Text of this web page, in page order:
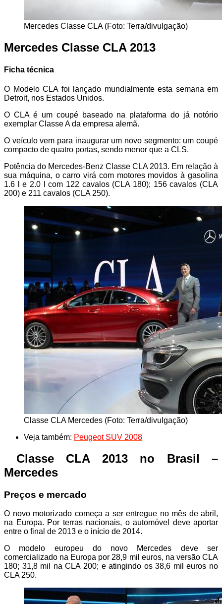
Mercedes Classe CLA (Foto: Terra/divulgação)
Mercedes Classe CLA 2013
Ficha técnica
O Modelo CLA foi lançado mundialmente esta semana em
Detroit, nos Estados Unidos.
O CLA é um coupé baseado na plataforma do já notório
exemplar Classe A da empresa alemã.
O veículo vem para inaugurar um novo segmento: um coupé
compacto de quatro portas, sendo menor que a CLS.
Potência do Mercedes-Benz Classe CLA 2013. Em relação à
sua máquina, o carro virá com motores movidos à gasolina
1.6 l e 2.0 l com 122 cavalos (CLA 180); 156 cavalos (CLA
200) e 211 cavalos (CLA 250).
Classe CLA Mercedes (Foto: Terra/divulgação)
Veja também: Peugeot SUV 2008
Classe CLA 2013 no Brasil –
Mercedes
Preços e mercado
O novo motorizado começa a ser entregue no mês de abril,
na Europa. Por terras nacionais, o automóvel deve aportar
entre o final de 2013 e o início de 2014.
O modelo europeu do novo Mercedes deve ser
comercializado na Europa por 28,9 mil euros, na versão CLA
180; 31,8 mil na CLA 200; e atingindo os 38,6 mil euros no
CLA 250.